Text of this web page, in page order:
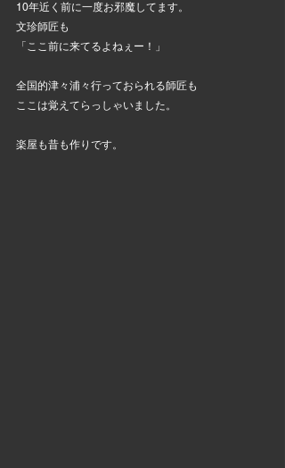
10年近く前に一度お邪魔してます。
文珍師匠も
「ここ前に来てるよねぇー！」
全国的津々浦々行っておられる師匠も
ここは覚えてらっしゃいました。
楽屋も昔も作りです。